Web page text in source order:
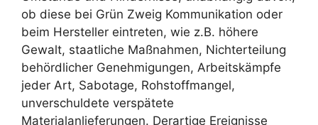
ob diese bei Grün Zweig Kommunikation oder
beim Hersteller eintreten, wie z.B. höhere
Gewalt, staatliche Maßnahmen, Nichterteilung
behördlicher Genehmigungen, Arbeitskämpfe
jeder Art, Sabotage, Rohstoffmangel,
unverschuldete verspätete
Materialanlieferungen. Derartige Ereignisse